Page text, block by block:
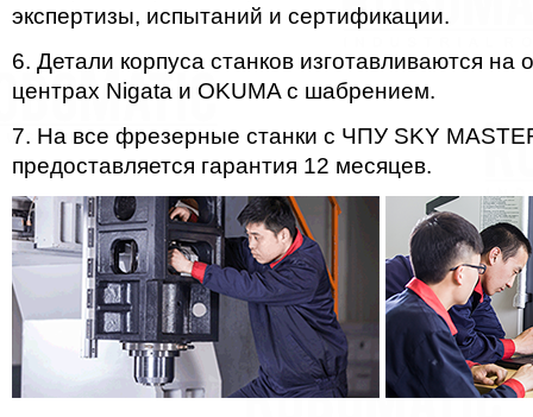
экспертизы, испытаний и сертификации.
6. Детали корпуса станков изготавливаются
центрах Nigata и OKUMA с шабрением.
7. На все фрезерные станки с ЧПУ SKY
предоставляется гарантия 12 месяцев.